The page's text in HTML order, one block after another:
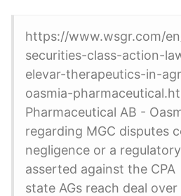
https://www.wsgr.com/
securities-class-action-
elevar-therapeutics-in-
oasmia-
Pharmaceutical AB -
regarding MGC disputes
negligence or a
asserted against the
state AGs reach deal